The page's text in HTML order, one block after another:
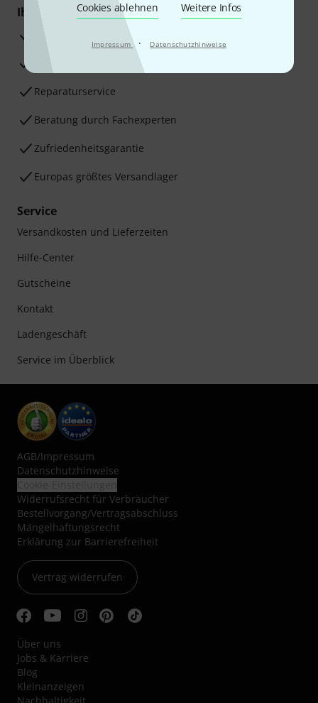
Cookies ablehnen Weitere Infos
Impressum · Datenschutzhinweise
Ihre Vorteile
3 Jahre Thomann Garantie
30 Tage Money-Back-Garantie
Reparaturservice
Beratung durch Fachexperten
Zufriedenheitsgarantie
Europas größtes Versandlager
Service
Versandkosten und Lieferzeiten
Hilfe-Center
Gutscheine
Kontakt
Ladengeschäft
Service im Überblick
AGB/Impressum
Datenschutzhinweise
Widerrufsrecht für Verbraucher
Bestellvorgang/Vertragsabschluss
Mängelhaftungsrecht
Erklärung zur Barrierefreiheit
Vertrag widerrufen
Über uns
Jobs & Karriere
Blog
Kleinanzeigen